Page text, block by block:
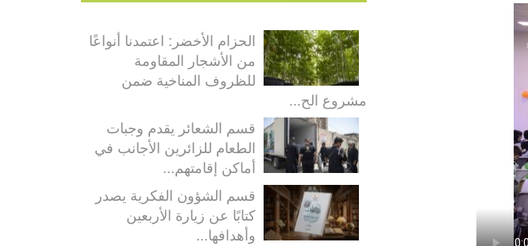
الحزام الأخضر: اعتمدنا أنواعًا
من الأشجار المقاومة
للظروف المناخية ضمن
مشروع الح...
قسم الشعائر يقدم وجبات
الطعام للزائرين الأجانب في
أماكن إقامتهم...
قسم الشؤون الفكرية يصدر
كتابًا عن زيارة الأربعين
وأهدافها...